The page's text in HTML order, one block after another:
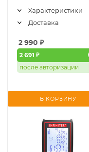
Характеристики
Доставка
2 990 ₽
2 691 ₽
после авторизации
В КОРЗИНУ